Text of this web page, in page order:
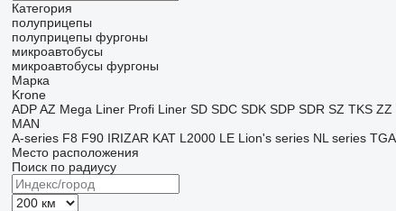
Категория
полуприцепы
полуприцепы фургоны
микроавтобусы
микроавтобусы фургоны
Марка
Krone
ADP AZ Mega Liner Profi Liner SD SDC SDK SDP SDR SZ TKS ZZ
MAN
A-series F8 F90 IRIZAR KAT L2000 LE Lion's series NL series TGA
Место расположения
Поиск по радиусу